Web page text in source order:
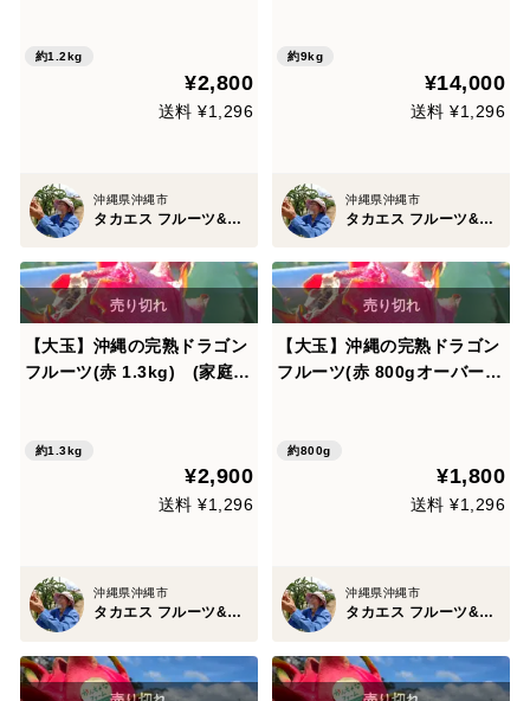
約1.2kg
¥2,800
送料 ¥1,296
沖縄県沖縄市
タカエス フルーツ&ベジタブル
約9kg
¥14,000
送料 ¥1,296
沖縄県沖縄市
タカエス フルーツ&ベジタブル
【大玉】沖縄の完熟ドラゴン
フルーツ(赤 1.3kg) (家庭
約1.3kg
¥2,900
送料 ¥1,296
沖縄県沖縄市
タカエス フルーツ&ベジタブル
【大玉】沖縄の完熟ドラゴン
フルーツ(赤 800gオーバー)
約800g
¥1,800
送料 ¥1,296
沖縄県沖縄市
タカエス フルーツ&ベジタブル